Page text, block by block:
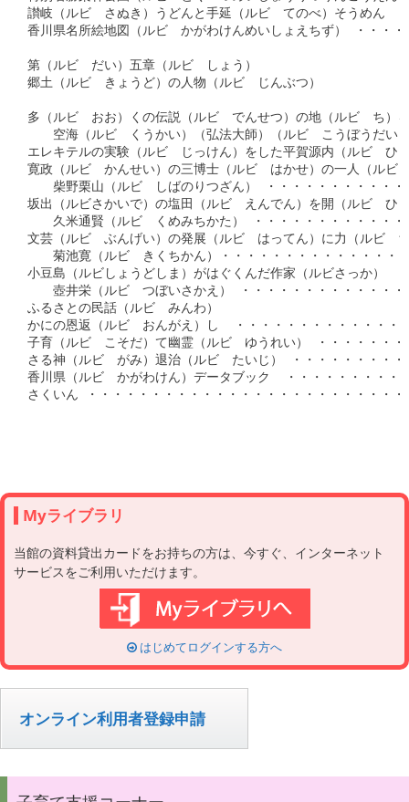
讃岐（ルビ　さぬき）うどんと手延（ルビ　てのべ）そうめん
香川県名所絵地図（ルビ　かがわけんめいしょえちず） ・・・
第（ルビ　だい）五章（ルビ　しょう）
郷土（ルビ　きょうど）の人物（ルビ　じんぶつ）
多（ルビ　おお）くの伝説（ルビ　でんせつ）の地（ルビ　ち）
空海（ルビ　くうかい）（弘法大師）（ルビ　こうぼうだい
エレキテルの実験（ルビ　じっけん）をした平賀源内（ルビ　ひ
寛政（ルビ　かんせい）の三博士（ルビ　はかせ）の一人（ルビ
柴野栗山（ルビ　しばのりつざん） ・・・・・・・・・・・
坂出（ルビさかいで）の塩田（ルビ　えんでん）を開（ルビ　ひ
久米通賢（ルビ　くめみちかた） ・・・・・・・・・・・・
文芸（ルビ　ぶんげい）の発展（ルビ　はってん）に力（ルビ　
菊池寛（ルビ　きくちかん）・・・・・・・・・・・・・・
小豆島（ルビしょうどしま）がはぐくんだ作家（ルビさっか）
壺井栄（ルビ　つぼいさかえ） ・・・・・・・・・・・・・
ふるさとの民話（ルビ　みんわ）
かにの恩返（ルビ　おんがえ）し  ・・・・・・・・・・・・・
子育（ルビ　こそだ）て幽霊（ルビ　ゆうれい） ・・・・・・
さる神（ルビ　がみ）退治（ルビ　たいじ） ・・・・・・・・
香川県（ルビ　かがわけん）データブック  ・・・・・・・・・
さくいん ・・・・・・・・・・・・・・・・・・・・・・・・
Myライブラリ
当館の資料貸出カードをお持ちの方は、今すぐ、インターネット
サービスをご利用いただけます。
はじめてログインする方へ
オンライン利用者登録申請